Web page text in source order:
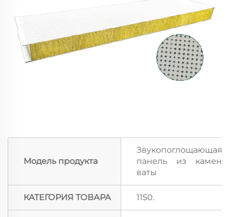
Модель продукта
Звукопоглощающая
панель из
ваты
КАТЕГОРИЯ ТОВАРА 1150.